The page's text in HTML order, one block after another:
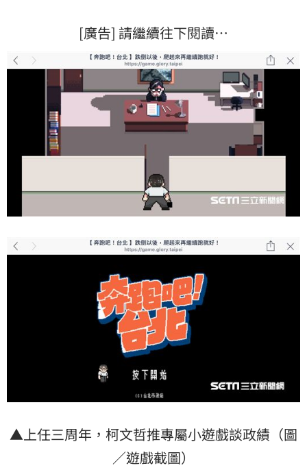
[廣告] 請繼續往下閱讀…
▲上任三周年，柯文哲推專屬小遊戲談政績（圖
／遊戲截圖）